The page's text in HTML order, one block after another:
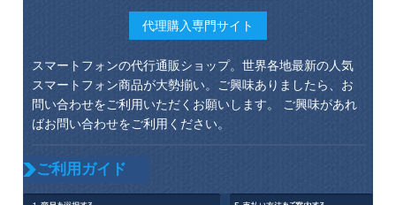
代理購入専門サイト
スマートフォンの代行通販ショップ。世界各地最新の人気
スマートフォン商品が大勢揃い。ご興味ありましたら、お
問い合わせをご利用いただくお願いします。 ご興味があれ
ばお問い合わせをご利用ください。
ご利用ガイド